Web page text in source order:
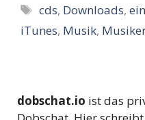
Schlagwörter
cds, Downloads,
iTunes, Musik,
dobschat.io ist das